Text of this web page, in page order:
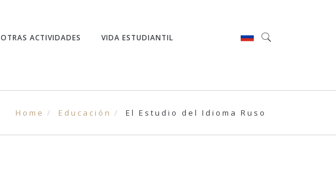
OTRAS ACTIVIDADES VIDA ESTUDIANTIL
Home Educación El Estudio del Idioma Ruso